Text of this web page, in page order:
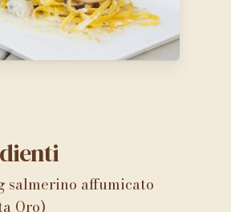
salmerino affumicato
Oro)